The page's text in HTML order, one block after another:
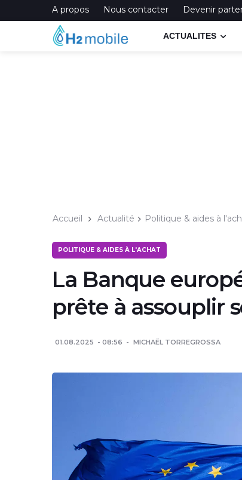
A propos Nous contacter Devenir
ACTUALITES
Accueil Actualité Politique & aides à
POLITIQUE & AIDES À L'ACHAT
La Banque
prête à assouplir
01.08.2025 08:56 MICHAËL TORREGROSSA